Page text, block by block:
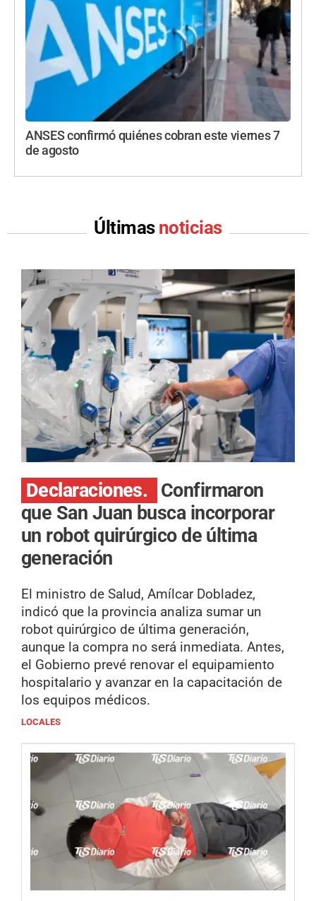
ANSES confirmó quiénes cobran este viernes 7
de agosto
Últimas noticias
Declaraciones.
Confirmaron
que San Juan busca incorporar
un robot quirúrgico de última
generación
El ministro de Salud, Amílcar Dobladez,
indicó que la provincia analiza sumar un
robot quirúrgico de última generación,
aunque la compra no será inmediata. Antes,
el Gobierno prevé renovar el equipamiento
hospitalario y avanzar en la capacitación de
los equipos médicos.
LOCALES